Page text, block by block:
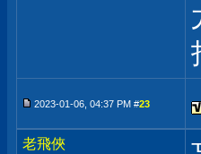
2023-01-06, 04:37 PM #23
老飛俠